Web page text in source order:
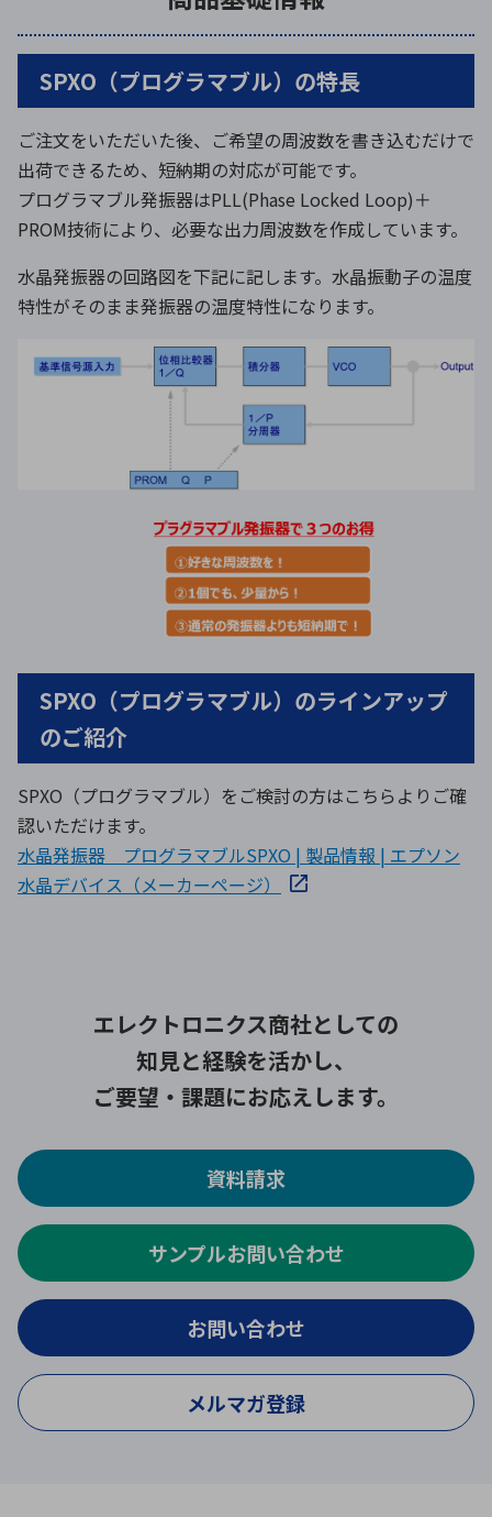
SPXO（プログラマブル）の特長
ご注文をいただいた後、ご希望の周波数を書き込むだけで
出荷できるため、短納期の対応が可能です。
プログラマブル発振器はPLL(Phase Locked Loop)＋
PROM技術により、必要な出力周波数を作成しています。
水晶発振器の回路図を下記に記します。水晶振動子の温度
特性がそのまま発振器の温度特性になります。
SPXO（プログラマブル）のラインアップ
のご紹介
SPXO（プログラマブル）をご検討の方はこちらよりご確
認いただけます。
水晶発振器 プログラマブルSPXO | 製品情報 | エプソン
水晶デバイス（メーカーページ）
エレクトロニクス商社としての
知見と経験を活かし、
ご要望・課題にお応えします。
資料請求
サンプルお問い合わせ
お問い合わせ
メルマガ登録